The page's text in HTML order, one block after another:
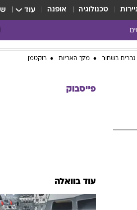
טכנולוגיה אופנה עוד
גברים בשחור מלך האריות רוקטמן
פייסבוק
עוד בוואלה